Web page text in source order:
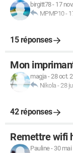
birgitt78- 17
MPMP10-
15 réponses
Mon
magja-28 oct.
Nikola -28
42 réponses
Remettre wifi
Pauline- 30 mai